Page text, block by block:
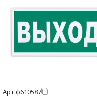
Арт.ф610587